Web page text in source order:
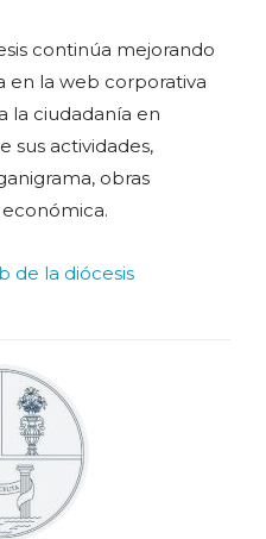
continúa mejorando
en la web corporativa
la ciudadanía en
sus actividades,
obras
de la diócesis